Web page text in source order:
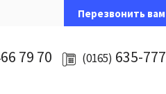
Перезвонить вам
79 70 (0165) 635-777